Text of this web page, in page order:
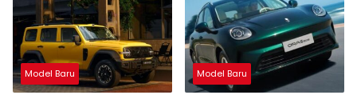
Model Baru Model Baru